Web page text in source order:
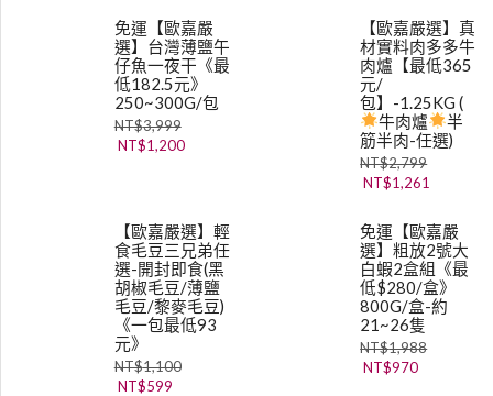
免運【歐嘉嚴
選】台灣薄鹽午
仔魚一夜干《最
低182.5元》
250~300G/包
NT$3,999
NT$1,200
【歐嘉嚴選】真
材實料肉多多牛
肉爐【最低365
元/
包】-1.25KG (
牛肉爐
半
筋半肉-任選)
NT$2,799
NT$1,261
【歐嘉嚴選】輕
食毛豆三兄弟任
選-開封即食(黑
胡椒毛豆/薄鹽
毛豆/黎麥毛豆)
《一包最低93
元》
NT$1,100
NT$599
免運【歐嘉嚴
選】粗放2號大
白蝦2盒組《最
低$280/盒》
800G/盒-約
21~26隻
NT$1,988
NT$970